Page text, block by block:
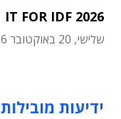
IT FOR IDF 2026
שלישי, 20 באוקטובר 2026
ידיעות מובילות